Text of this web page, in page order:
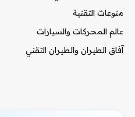
منوعات التقنية
عالم المحركات والسيارات
آفاق الطيران والطيران التقني